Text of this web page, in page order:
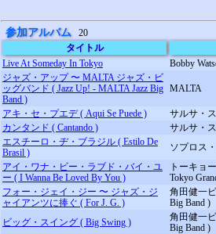
参加アルバム
20
タイトル
Live At Someday In Tokyo
Bobby
ジャズ・アップ 〜 MALTA ジャズ・ビ
ッグバンド ( Jazz Up! - MALTA Jazz Big
Band )
MALTA
アキ・セ・プエデ ( Aqui Se Puede )
サルサ・
カンタンド ( Cantando )
サルサ・
エスチーロ・ヂ・ブラジル ( Estilo De
Brasil )
ソプロス
アイ・ワナ・ビー・ラブド・バイ・ユ
ー ( I Wanna Be Loved By You )
トーキョ
Tokyo
フォー・ジェイ・ジー 〜 ジャズ・ジ
ャイアンツに捧ぐ ( For J. G. )
角田健一
Big Band )
ビッグ・スイング ( Big Swing )
角田健一
Big Band )